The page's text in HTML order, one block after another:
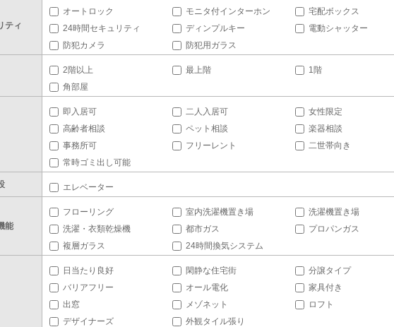
ティ
オートロック モニタ付インターホン
宅配ボックス
24時間セキュリティ
ディンプルキー
電動シャッター
防犯カメラ
防犯用ガラス
2階以上 最上階
1階
角部屋
即入居可 二人入居可
女性限定
高齢者相談
ペット相談
楽器相談
事務所可
フリーレント
二世帯向き
常時ゴミ出し可能
エレベーター
能
フローリング 室内洗濯機置き場
洗濯機置き場
洗濯・衣類乾燥機
都市ガス
プロパンガス
複層ガラス
24時間換気システム
日当たり良好 閑静な住宅街
分譲タイプ
バリアフリー
オール電化
家具付き
出窓
メゾネット
ロフト
デザイナーズ
外観タイル張り